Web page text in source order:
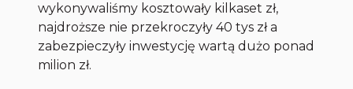
wykonywaliśmy kosztowały kilkaset zł,
najdroższe nie przekroczyły 40 tys zł a
zabezpieczyły inwestycję wartą dużo ponad
milion zł.